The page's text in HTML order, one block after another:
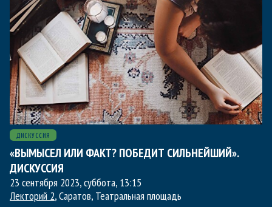
ДИСКУССИЯ
«ВЫМЫСЕЛ ИЛИ ФАКТ? ПОБЕДИТ СИЛЬНЕЙШИЙ».
ДИСКУССИЯ
23 сентября 2023, суббота, 13:15
Лекторий 2, Саратов, Театральная площадь